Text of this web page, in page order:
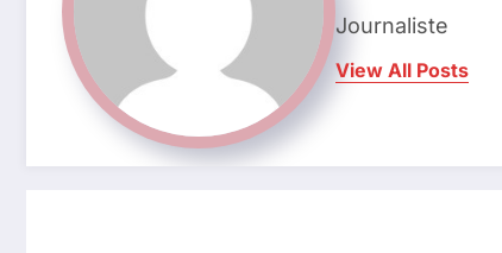
Journaliste
View All Posts